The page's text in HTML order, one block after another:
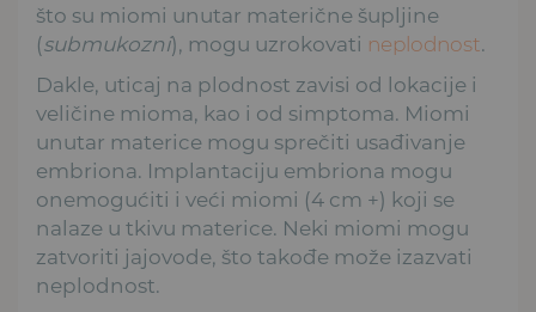
što su miomi unutar materične šupljine
(submukozni), mogu uzrokovati neplodnost.
Dakle, uticaj na plodnost zavisi od lokacije i
veličine mioma, kao i od simptoma. Miomi
unutar materice mogu sprečiti usađivanje
embriona. Implantaciju embriona mogu
onemogućiti i veći miomi (4 cm +) koji se
nalaze u tkivu materice. Neki miomi mogu
zatvoriti jajovode, što takođe može izazvati
neplodnost.